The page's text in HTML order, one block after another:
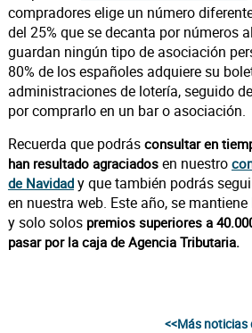
compradores elige un número
del 25% que se decanta por números
guardan ningún tipo de asociación
80% de los españoles adquiere su
administraciones de lotería, seguido
por comprarlo en un bar o asociación.
Recuerda que podrás consultar en
han resultado agraciadosen nuestro
de Navidady que también podrás
en nuestra web. Este año, se
y solo solos premios superiores a
pasar por la caja de Agencia Tributaria.
<<Más noticias